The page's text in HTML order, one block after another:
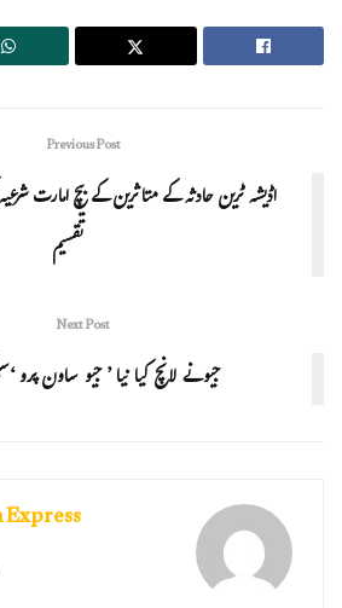
Previous Post
اڈیشہ ٹرین حادثہ کے متاثرین کے بیچ امارت
تقسیم
Next Post
جیو نے لانچ کیا نیا ’ جیو ساون پرو